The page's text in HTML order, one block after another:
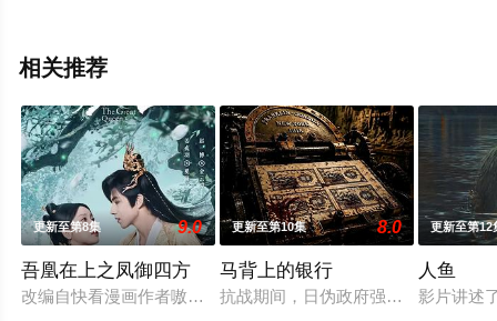
相关推荐
更新至第8集 9.0
吾凰在上之凤御四方
改编自快看漫画作者嗷小泽的独家连载漫画《吾凰在上》。
更新至第10集 8.0
马背上的银行
抗战期间，日伪政府强行推广、使用
更新至第12
人鱼
影片讲述